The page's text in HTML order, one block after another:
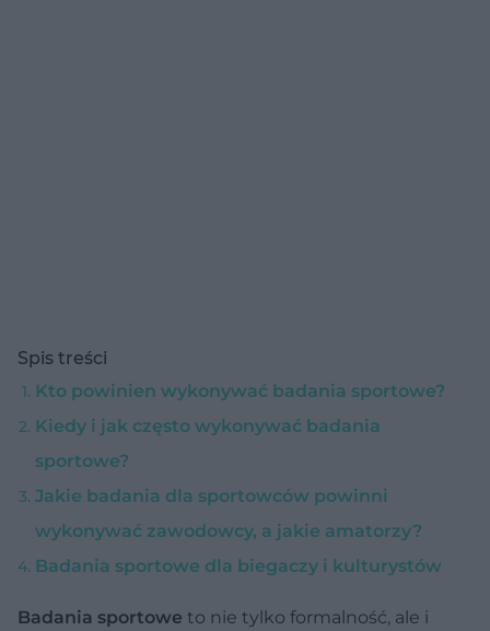
Spis treści
Kto powinien wykonywać badania sportowe?
Kiedy i jak często wykonywać badania
sportowe?
Jakie badania dla sportowców powinni
wykonywać zawodowcy, a jakie amatorzy?
Badania sportowe dla biegaczy i kulturystów
Badania sportowe to nie tylko formalność, ale i